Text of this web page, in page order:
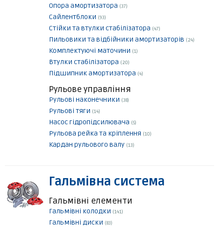
Опора амортизатора (37)
Сайлентблоки (93)
Стійки та втулки стабілізатора (47)
Пильовики та відбійники амортизаторів (24)
Комплектуючі маточини (1)
Втулки стабілізатора (20)
Підшипник амортизатора (4)
Рульове управління
Рульові наконечники (38)
Рульові тяги (14)
Насос гідропідсилювача (5)
Рульова рейка та кріплення (10)
Кардан рульового валу (13)
Гальмівна система
Гальмівні елементи
Гальмівні колодки (141)
Гальмівні диски (83)